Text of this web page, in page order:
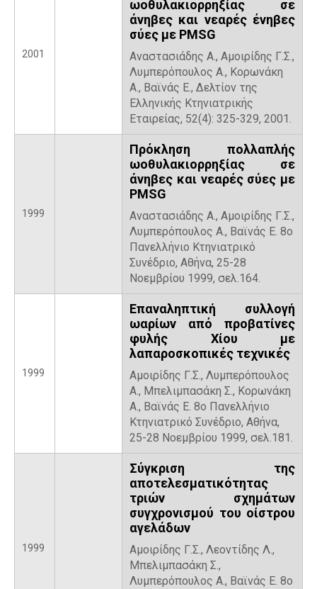
2001
ωοθυλακιορρηξίας σε
άνηβες και νεαρές ένηβες
σύες με PMSG
Αναστασιάδης Α., Αμοιρίδης Γ.Σ.,
Λυμπερόπουλος Α., Κορωνάκη
Α., Βαϊνάς Ε., Δελτίον της
Ελληνικής Κτηνιατρικής
Εταιρείας, 52(4): 325-329, 2001.
1999
Πρόκληση πολλαπλής
ωοθυλακιορρηξίας σε
άνηβες και νεαρές σύες με
PMSG
Αναστασιάδης Α., Αμοιρίδης Γ.Σ.,
Λυμπερόπουλος Α., Βαϊνάς Ε. 8ο
Πανελλήνιο Κτηνιατρικό
Συνέδριο, Αθήνα, 25-28
Νοεμβρίου 1999, σελ.164.
1999
Επαναληπτική συλλογή
ωαρίων από προβατίνες
φυλής Χίου με
λαπαροσκοπικές τεχνικές
Αμοιρίδης Γ.Σ., Λυμπερόπουλος
Α., Μπελιμπασάκη Σ., Κορωνάκη
Α., Βαϊνάς Ε. 8ο Πανελλήνιο
Κτηνιατρικό Συνέδριο, Αθήνα,
25-28 Νοεμβρίου 1999, σελ.181.
1999
Σύγκριση της
αποτελεσματικότητας
τριών σχημάτων
συγχρονισμού του οίστρου
αγελάδων
Αμοιρίδης Γ.Σ., Λεοντίδης Λ.,
Μπελιμπασάκη Σ.,
Λυμπερόπουλος Α., Βαϊνάς Ε. 8ο